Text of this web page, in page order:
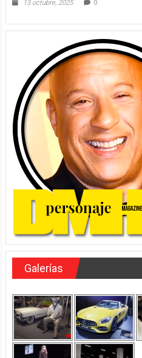
13 octubre, 2025 0
Galerías